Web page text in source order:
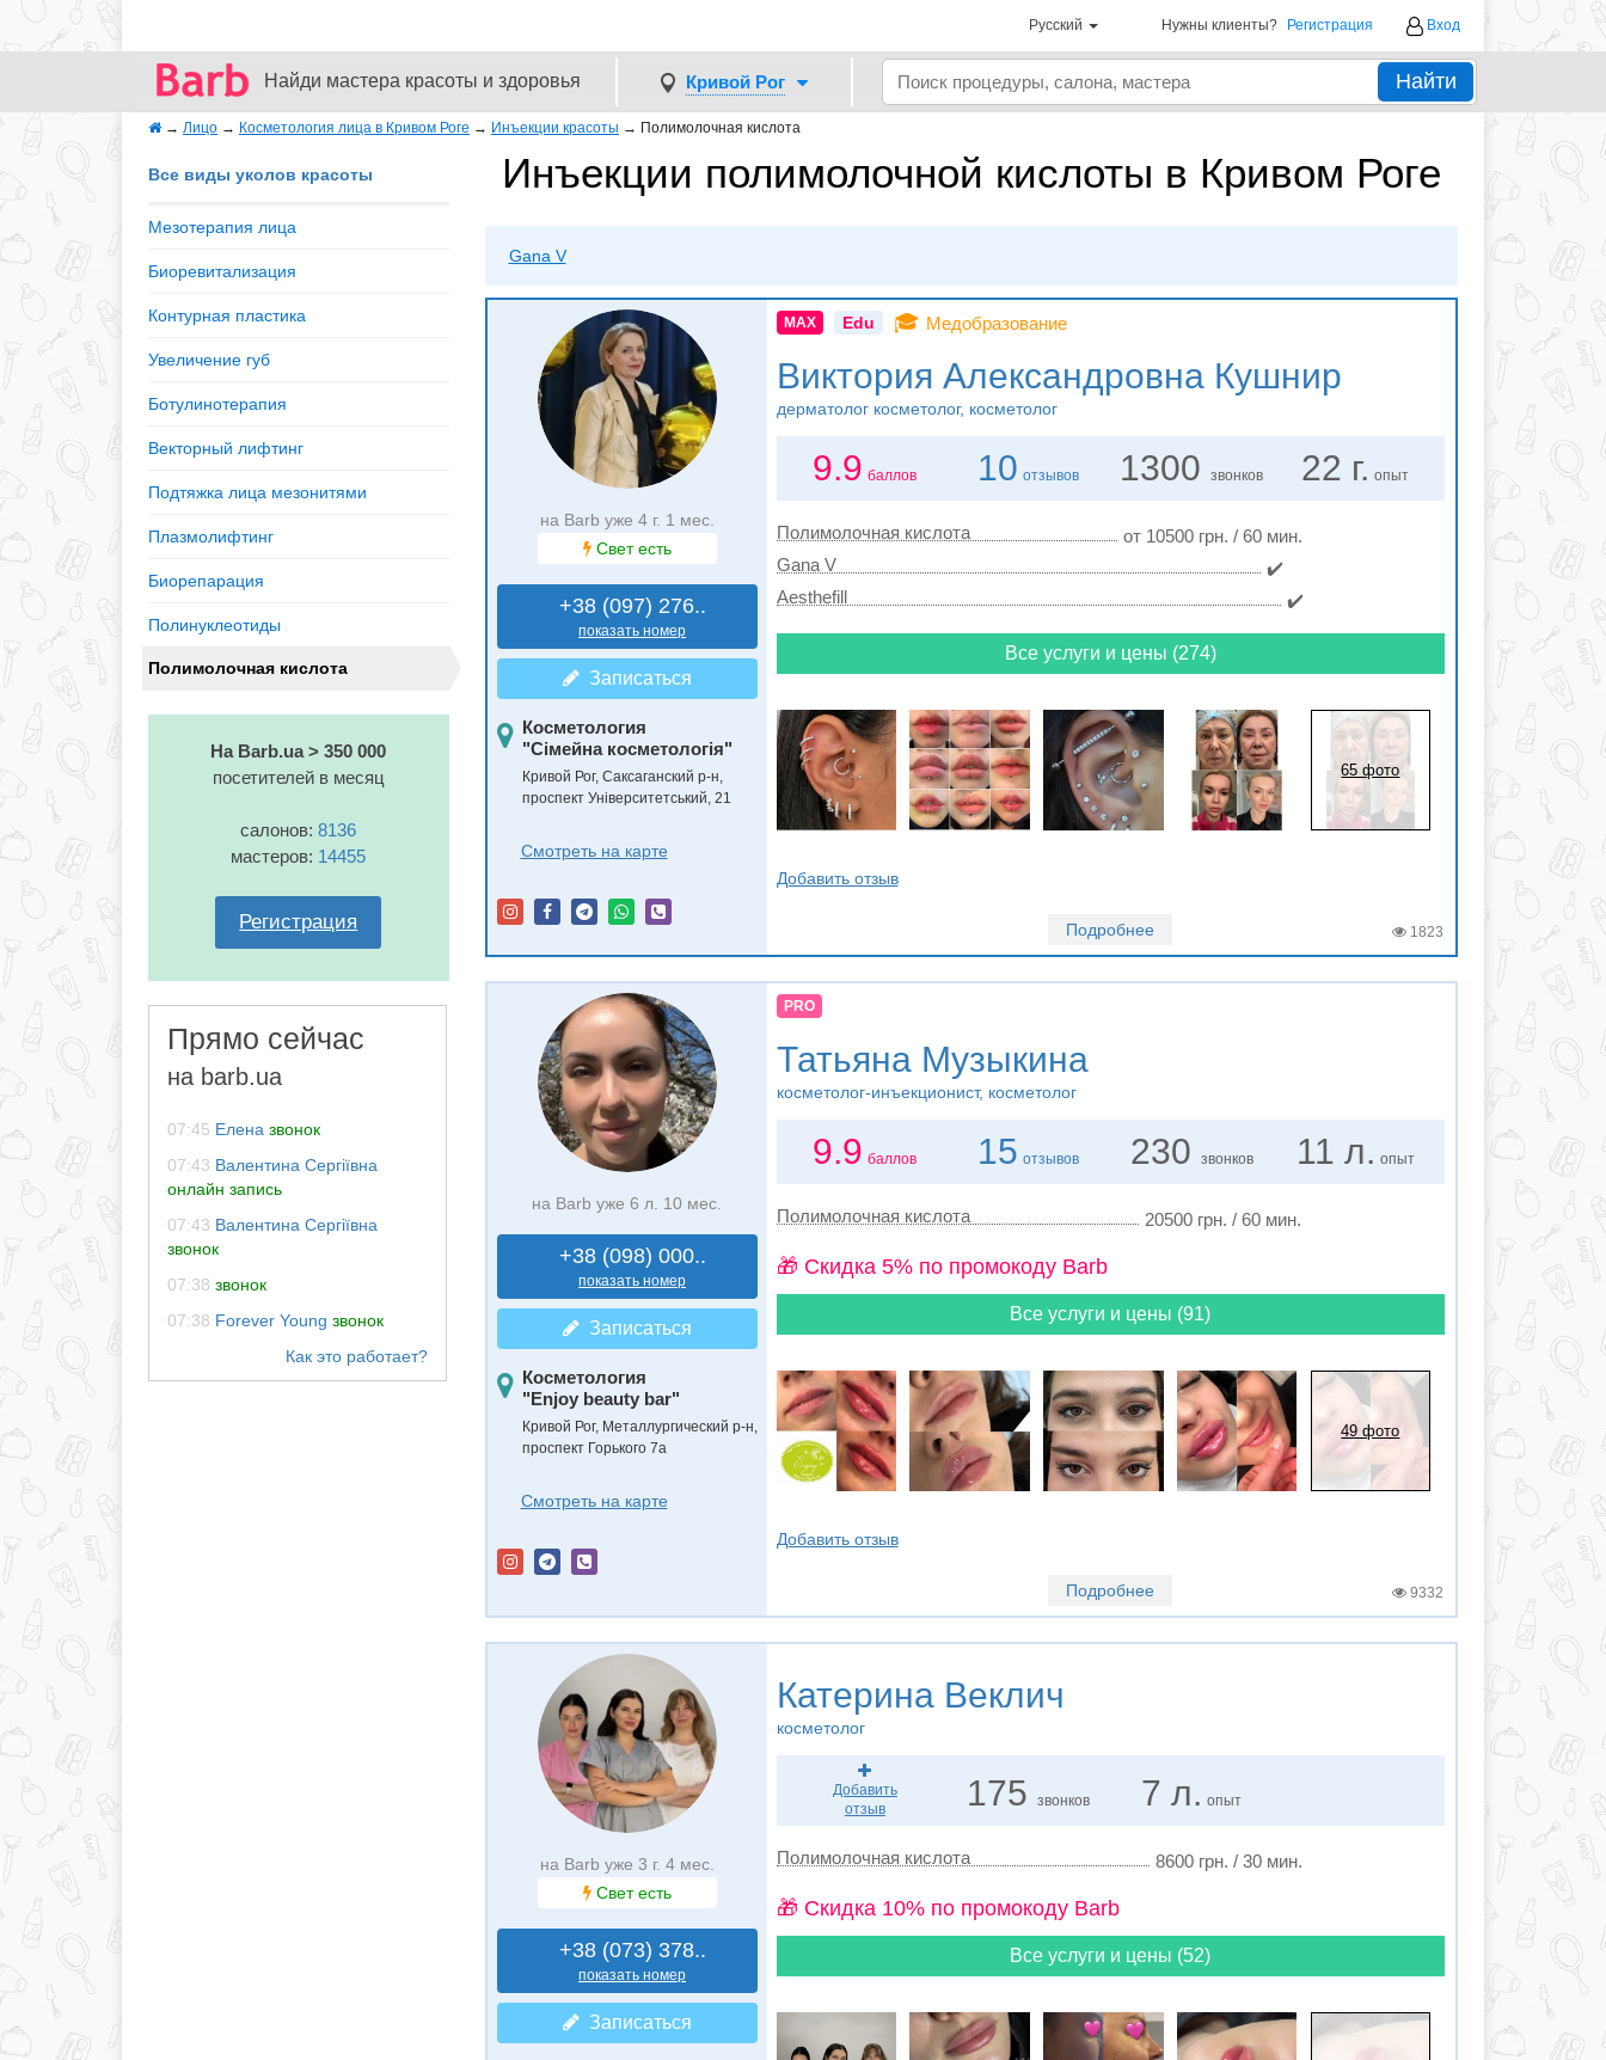
Русский Нужны клиенты? Регистрация Вход
Найди мастера красоты и здоровья Кривой Рог Найти
→ Лицо → Косметология лица в Кривом Роге → Инъекции красоты → Полимолочная кислота
Инъекции полимолочной кислоты в Кривом Роге
Gana V
Все виды уколов красоты
Мезотерапия лица
Биоревитализация
Контурная пластика
Увеличение губ
Ботулинотерапия
Векторный лифтинг
Подтяжка лица мезонитями
Плазмолифтинг
Биорепарация
Полинуклеотиды
Полимолочная кислота
На Barb.ua > 350 000
посетителей в месяц
салонов:8136
мастеров: 14455
Регистрация
Прямо сейчас
на barb.ua
07:45 Eлена звонок
07:43 Валентина Сергіївна
онлайн запись
07:43 Валентина Сергіївна
звонок
07:38 звонок
07:38 Forever Young звонок
на Barb уже 4 г. 1 мес.
Свет есть
+38 (097) 276..
показать номер
Записаться
Косметология
"Сімейна косметологія"
Кривой Рог, Саксаганский р-н,
проспект Університетський, 21
Смотреть на карте
MAX Edu 🎓 Медобразование
Виктория Александровна Кушнир
дерматолог косметолог, косметолог
9.9 баллов 10 отзывов 1300звонков 22 г. опыт
Полимолочная кислота
от 10500 грн. / 60 мин.
Gana V
✔️
Aesthefill
✔️
Все услуги и цены (274)
65 фото
Добавить отзыв
Подробнее 1823
на Barb уже 6 л. 10 мес.
+38 (098) 000..
показать номер
Записаться
Косметология
"Enjoy beauty bar"
Кривой Рог, Металлургический р-н,
проспект Горького 7а
Смотреть на карте
PRO
Татьяна Музыкина
косметолог-инъекционист, косметолог
9.9 баллов 15 отзывов 230 звонков 11 л. опыт
Полимолочная кислота 20500 грн. / 60 мин.
🎁 Cкидка 5% по промокоду Barb
Все услуги и цены (91)
49 фото
Добавить отзыв
Подробнее 9332
на Barb уже 3 г. 4 мес.
Свет есть
+38 (073) 378..
показать номер
Записаться
Катерина Веклич
косметолог
Добавить
отзыв
175звонков 7 л. опыт
Полимолочная кислота 8600 грн. / 30 мин.
🎁 Cкидка 10% по промокоду Barb
Все услуги и цены (52)